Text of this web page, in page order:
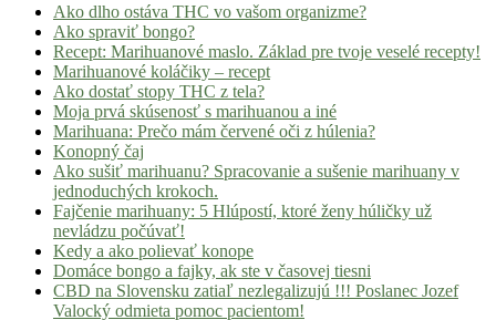
Ako dlho ostáva THC vo vašom organizme?
Ako spraviť bongo?
Recept: Marihuanové maslo. Základ pre tvoje veselé recepty!
Marihuanové koláčiky – recept
Ako dostať stopy THC z tela?
Moja prvá skúsenosť s marihuanou a iné
Marihuana: Prečo mám červené oči z húlenia?
Konopný čaj
Ako sušiť marihuanu? Spracovanie a sušenie marihuany v
jednoduchých krokoch.
Fajčenie marihuany: 5 Hlúpostí, ktoré ženy húličky už
nevládzu počúvať!
Kedy a ako polievať konope
Domáce bongo a fajky, ak ste v časovej tiesni
CBD na Slovensku zatiaľ nezlegalizujú !!! Poslanec Jozef
Valocký odmieta pomoc pacientom!